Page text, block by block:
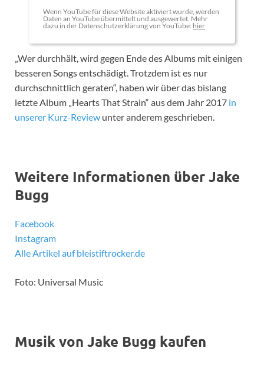
Wenn YouTube für diese Website aktiviert wurde, werden
Daten an YouTube übermittelt und ausgewertet. Mehr
dazu in der Datenschutzerklärung von YouTube: hier
„Wer durchhält, wird gegen Ende des Albums mit einigen
besseren Songs entschädigt. Trotzdem ist es nur
durchschnittlich geraten“, haben wir über das bislang
letzte Album „Hearts That Strain“ aus dem Jahr 2017 in
unserer Kurz-Review unter anderem geschrieben.
Weitere Informationen über Jake
Bugg
Facebook
Instagram
Alle Artikel auf bleistiftrocker.de
Foto: Universal Music
Musik von Jake Bugg kaufen